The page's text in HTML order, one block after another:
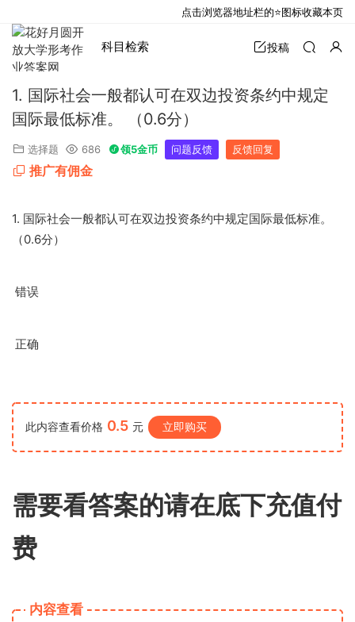
科目检索 投稿
1. 国际社会一般都认可在双边投资条约中规定
国际最低标准。 （0.6分）
选择题 686 领5金币 问题反馈 反馈回复
推广有佣金
1. 国际社会一般都认可在双边投资条约中规定国际最低标准。
（0.6分）
错误
正确
此内容查看价格 0.5 元 立即购买
需要看答案的请在底下充值付
费
内容查看
点击浏览器地址栏的⭐图标收藏本页